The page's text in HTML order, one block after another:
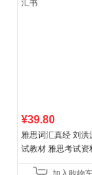
¥39.80
雅思词汇真经 刘洪
试教材 雅思考试